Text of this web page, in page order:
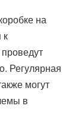
на
к
Регулярная
могут
в